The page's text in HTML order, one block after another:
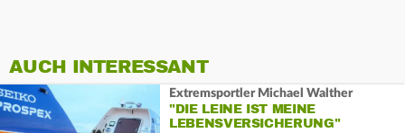
AUCH INTERESSANT
Extremsportler Michael Walther
"DIE LEINE IST MEINE
LEBENSVERSICHERUNG"